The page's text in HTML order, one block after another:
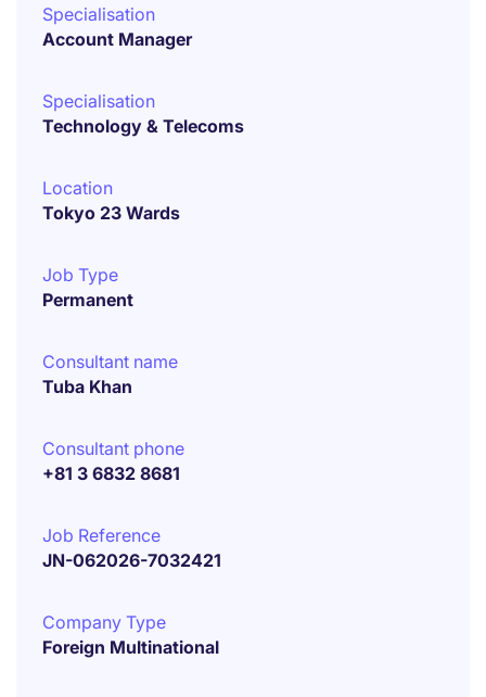
Specialisation
Account Manager
Specialisation
Technology & Telecoms
Location
Tokyo 23 Wards
Job Type
Permanent
Consultant name
Tuba Khan
Consultant phone
+81 3 6832 8681
Job Reference
JN-062026-7032421
Company Type
Foreign Multinational